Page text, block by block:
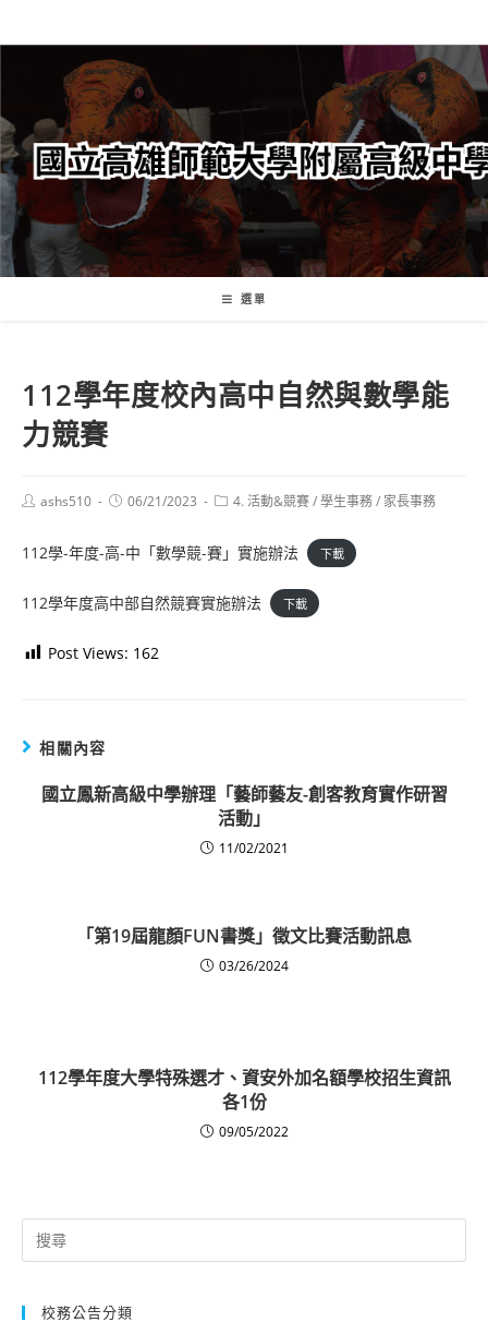
轉
要
內
容
選單
112學年度校內高中自然與數學能
力競賽
Postashs510
Post06/21/2023
Post4. 活動&競賽/學生事務/ 家長事務
112學-年度-高-中「數學競-賽」實施辦法 下載
112學年度高中部自然競賽實施辦法 下載
Post Views: 162
相關內容
國立鳳新高級中學辦理「藝師藝友-創客教育實作研習
活動」
11/02/2021
「第19屆龍顏FUN書獎」徵文比賽活動訊息
03/26/2024
112學年度大學特殊選才、資安外加名額學校招生資訊
各1份
09/05/2022
Search
for:
校務公告分類